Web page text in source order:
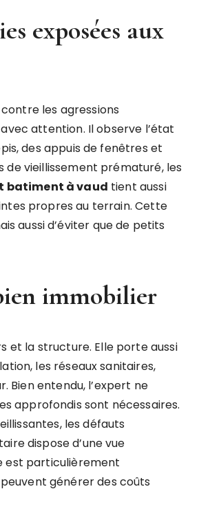
exposées aux
les agressions
attention. Il observe l’état
des appuis de fenêtres et
de vieillissement prématuré, les
batiment à vaud tient aussi
propres au terrain. Cette
aussi d’éviter que de petits
immobilier
et la structure. Elle porte aussi
les réseaux sanitaires,
Bien entendu, l’expert ne
approfondis sont nécessaires.
les défauts
dispose d’une vue
est particulièrement
générer des coûts